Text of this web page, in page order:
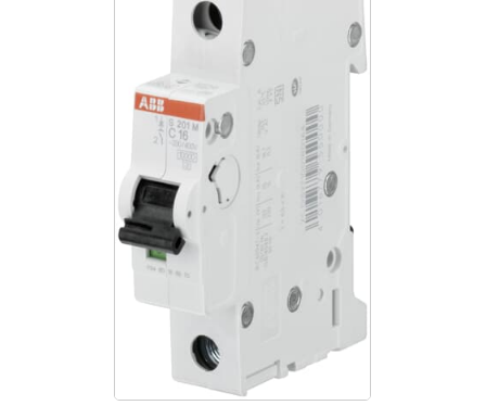
לכל מוצרי היצרן לכל מוצרי היצרן